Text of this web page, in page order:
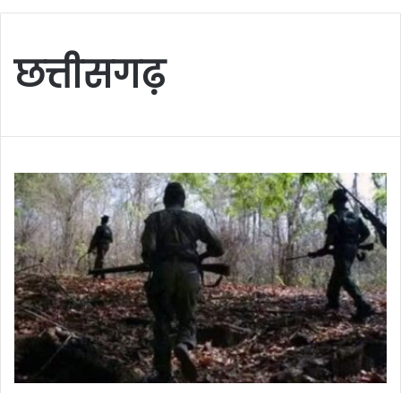
छत्तीसगढ़